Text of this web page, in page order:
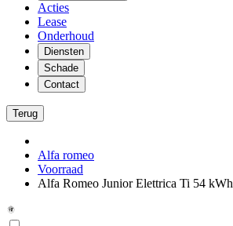
Acties
Lease
Onderhoud
Diensten
Schade
Contact
Terug
Alfa romeo
Voorraad
Alfa Romeo Junior Elettrica Ti 54 kWh